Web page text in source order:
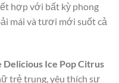
hợp với bất kỳ phong
mái và tươi mới suốt cả
Delicious Ice Pop Citrus
trẻ trung, yêu thích sự